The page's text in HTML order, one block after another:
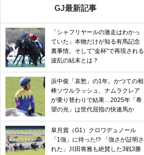
GJ最新記事
「シャフリヤールの激走はわかっ
ていた」本物だけが知る有馬記念
裏事情。そして“金杯”で再現される
波乱の結末とは？
浜中俊「哀愁」の1年。かつての相
棒ソウルラッシュ、ナムラクレア
が乗り替わりで結果…2025年「希
望の光」は世代屈指の快速馬か
皐月賞（G1）クロワデュノール
「1強」に待った!? 「強さが証明さ
れた」川田将雅も絶賛した3戦3勝